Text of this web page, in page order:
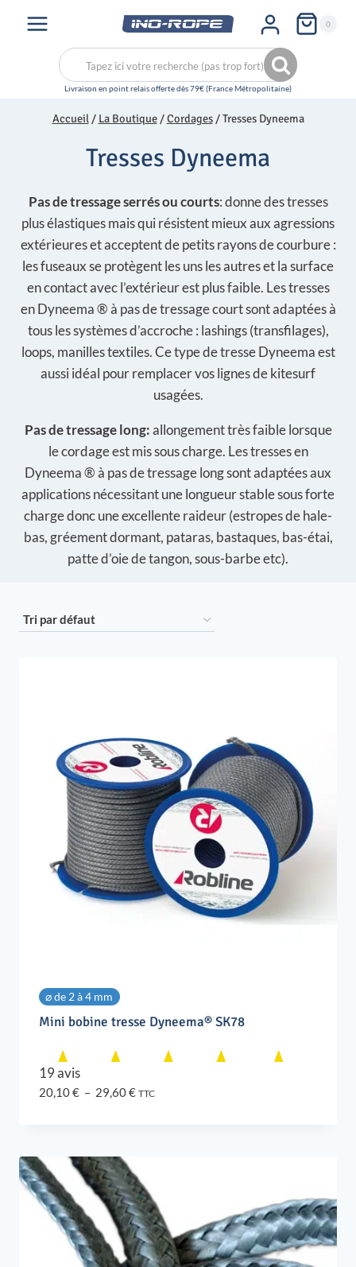
0
Recherche
pour :
Recherche
Accueil / La Boutique /Cordages /Tresses Dyneema
Tresses Dyneema
Pas de tressage serrés ou courts: donne des tresses
plus élastiques mais qui résistent mieux aux agressions
extérieures et acceptent de petits rayons de courbure :
les fuseaux se protègent les uns les autres et la surface
en contact avec l’extérieur est plus faible. Les tresses
en Dyneema ® à pas de tressage court sont adaptées à
tous les systèmes d’accroche : lashings (transfilages),
loops, manilles textiles. Ce type de tresse Dyneema est
aussi idéal pour remplacer vos lignes de kitesurf
usagées.
Pas de tressage long:allongement très faible lorsque
le cordage est mis sous charge. Les tresses en
Dyneema ® à pas de tressage long sont adaptées aux
applications nécessitant une longueur stable sous forte
charge donc une excellente raideur (estropes de hale-
bas, gréement dormant, pataras, bastaques, bas-étai,
patte d’oie de tangon, sous-barbe etc).
⌀ de 2 à 4 mm
Mini bobine tresse Dyneema® SK78
19 avis
20,10€ – 29,60€Plage
29,60 €
TTC